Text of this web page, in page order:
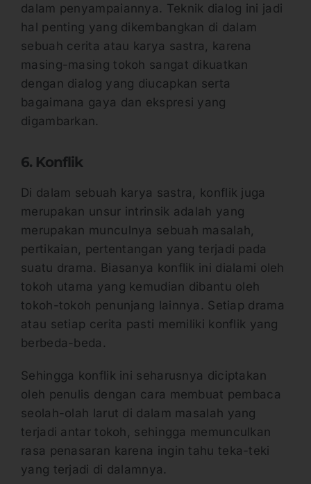
dalam penyampaiannya. Teknik dialog ini jadi
hal penting yang dikembangkan di dalam
sebuah cerita atau karya sastra, karena
masing-masing tokoh sangat dikuatkan
dengan dialog yang diucapkan serta
bagaimana gaya dan ekspresi yang
digambarkan.
6. Konflik
Di dalam sebuah karya sastra, konflik juga
merupakan unsur intrinsik adalah yang
merupakan munculnya sebuah masalah,
pertikaian, pertentangan yang terjadi pada
suatu drama. Biasanya konflik ini dialami oleh
tokoh utama yang kemudian dibantu oleh
tokoh-tokoh penunjang lainnya. Setiap drama
atau setiap cerita pasti memiliki konflik yang
berbeda-beda.
Sehingga konflik ini seharusnya diciptakan
oleh penulis dengan cara membuat pembaca
seolah-olah larut di dalam masalah yang
terjadi antar tokoh, sehingga memunculkan
rasa penasaran karena ingin tahu teka-teki
yang terjadi di dalamnya.